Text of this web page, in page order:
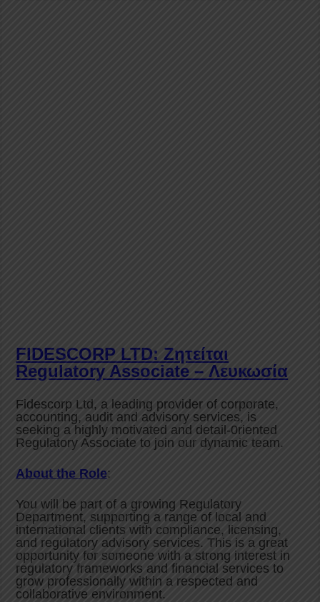
FIDESCORP LTD: Ζητείται
Regulatory Associate – Λευκωσία
Fidescorp Ltd, a leading provider of corporate,
accounting, audit and advisory services, is
seeking a highly motivated and detail-0riented
Regulatory Associate to join our dynamic team.
About the Role:
You will be part of a growing Regulatory
Department, supporting a range of local and
international clients with compliance, licensing,
and regulatory advisory services. This is a great
opportunity for someone with a strong interest in
regulatory frameworks and financial services to
grow professionally within a respected and
collaborative environment.